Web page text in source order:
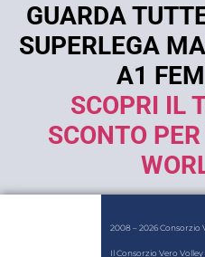
GUARDA
SUPERLEGA
A1
SCOPRI IL
SCONTO
2008 – 2026 Consorzio
Il Consorzio Vero